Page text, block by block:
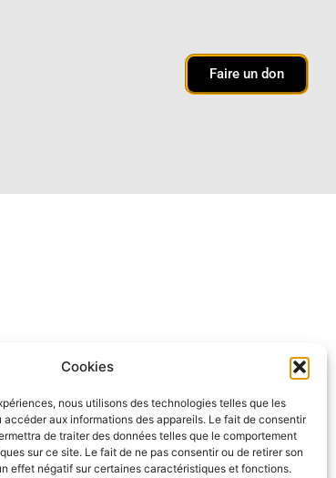
Cookies
nous utilisons des technologies telles que les
aux informations des appareils. Le fait de consentir
de traiter des données telles que le comportement
sur ce site. Le fait de ne pas consentir ou de retirer son
effet négatif sur certaines caractéristiques et fonctions.
Faire un don